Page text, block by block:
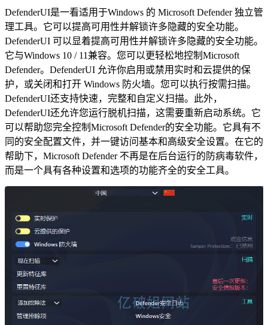
DefenderUI是一看适用于Windows 的 Microsoft Defender 独立管
理工具。它可以提高可用性并解锁许多隐藏的安全功能。
DefenderUI 可以显着提高可用性并解锁许多隐藏的安全功能。
它与Windows 10 / 11兼容。您可以更轻松地控制Microsoft
Defender。DefenderUI 允许你启用或禁用实时和云提供的保
护，或关闭和打开 Windows 防火墙。您可以执行按需扫描。
DefenderUI还支持快速，完整和自定义扫描。此外，
DefenderUI还允许您运行脱机扫描，这需要重新启动系统。它
可以帮助您完全控制Microsoft Defender的安全功能。它具有不
同的安全配置文件，并一键访问基本和高级安全设置。在它的
帮助下，Microsoft Defender 不再是在后台运行的防病毒软件，
而是一个具有各种设置和选项的功能齐全的安全工具。